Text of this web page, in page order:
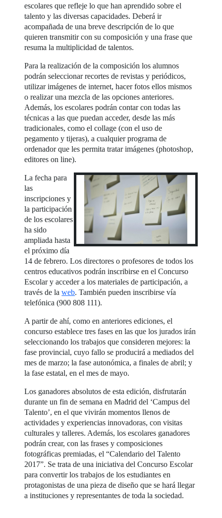
escolares que refleje lo que han aprendido sobre el
talento y las diversas capacidades. Deberá ir
acompañada de una breve descripción de lo que
quieren transmitir con su composición y una frase que
resuma la multiplicidad de talentos.
Para la realización de la composición los alumnos
podrán seleccionar recortes de revistas y periódicos,
utilizar imágenes de internet, hacer fotos ellos mismos
o realizar una mezcla de las opciones anteriores.
Además, los escolares podrán contar con todas las
técnicas a las que puedan acceder, desde las más
tradicionales, como el collage (con el uso de
pegamento y tijeras), a cualquier programa de
ordenador que les permita tratar imágenes (photoshop,
editores on line).
La fecha para
las
inscripciones y
la participación
de los escolares
ha sido
ampliada hasta
el próximo día
14 de febrero. Los directores o profesores de todos los
centros educativos podrán inscribirse en el Concurso
Escolar y acceder a los materiales de participación, a
través de laweb. También pueden inscribirse vía
telefónica (900 808 111).
A partir de ahí, como en anteriores ediciones, el
concurso establece tres fases en las que los jurados irán
seleccionando los trabajos que consideren mejores: la
fase provincial, cuyo fallo se producirá a mediados del
mes de marzo; la fase autonómica, a finales de abril; y
la fase estatal, en el mes de mayo.
Los ganadores absolutos de esta edición, disfrutarán
durante un fin de semana en Madrid del ‘Campus del
Talento’, en el que vivirán momentos llenos de
actividades y experiencias innovadoras, con visitas
culturales y talleres. Además, los escolares ganadores
podrán crear, con las frases y composiciones
fotográficas premiadas, el “Calendario del Talento
2017”. Se trata de una iniciativa del Concurso Escolar
para convertir los trabajos de los estudiantes en
protagonistas de una pieza de diseño que se hará llegar
a instituciones y representantes de toda la sociedad.